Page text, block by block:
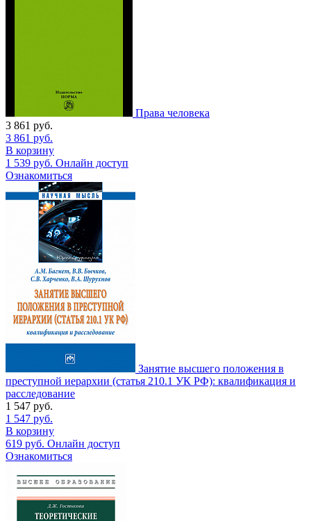
Права человека
3 861 руб.
3 861 руб.
В корзину
1 539 руб. Онлайн доступ
Ознакомиться
Занятие высшего положения в
преступной иерархии (статья 210.1 УК РФ): квалификация и
расследование
1 547 руб.
1 547 руб.
В корзину
619 руб. Онлайн доступ
Ознакомиться